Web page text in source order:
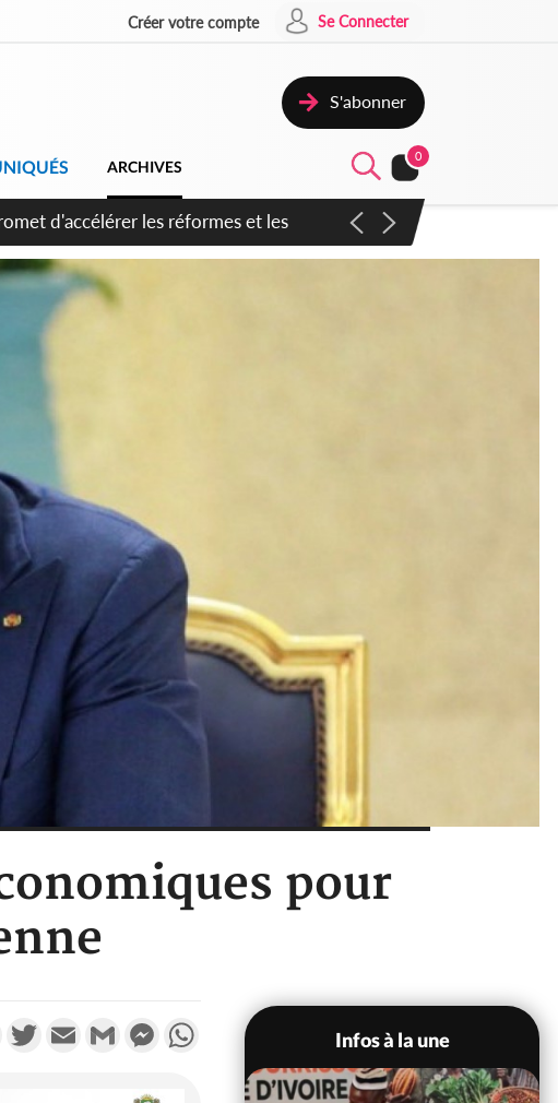
Créer votre compte Se Connecter
S'abonner
ARCHIVES
0
veut s'en inspirer pour accélérer le
pour
FacebookTwitterEmail Gmail MessengerWhatsApp
Infos à la une